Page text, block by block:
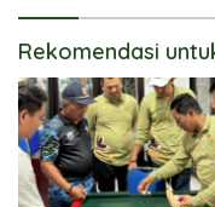
Rekomendasi